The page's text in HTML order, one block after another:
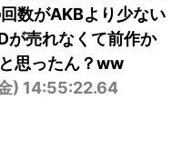
数がAKBより少ない
が売れなくて前作か
思ったん？ww
) 14:55:22.64